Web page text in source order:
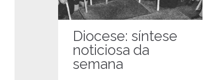
Diocese: síntese
noticiosa da
semana